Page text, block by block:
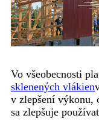
Vo všeobecnosti
sklenených vlákien
v zlepšení výkonu,
sa zlepšuje